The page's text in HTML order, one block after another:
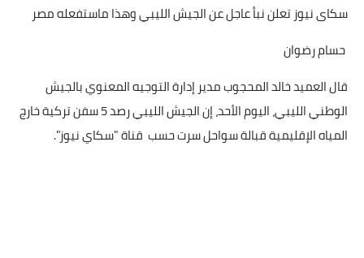
سكاى نيوز تعلن نبأ عاجل عن الجيش الليبي وهذا ماستفعله مصر
حسام رضوان
قال العميد خالد المحجوب مدير إدارة التوجيه المعنوي بالجيش
الوطني الليبي، اليوم الأحد، إن الجيش الليبي رصد 5 سفن تركية خارج
المياه الإقليمية قبالة سواحل سرت حسب قناة "سكاي نيوز".